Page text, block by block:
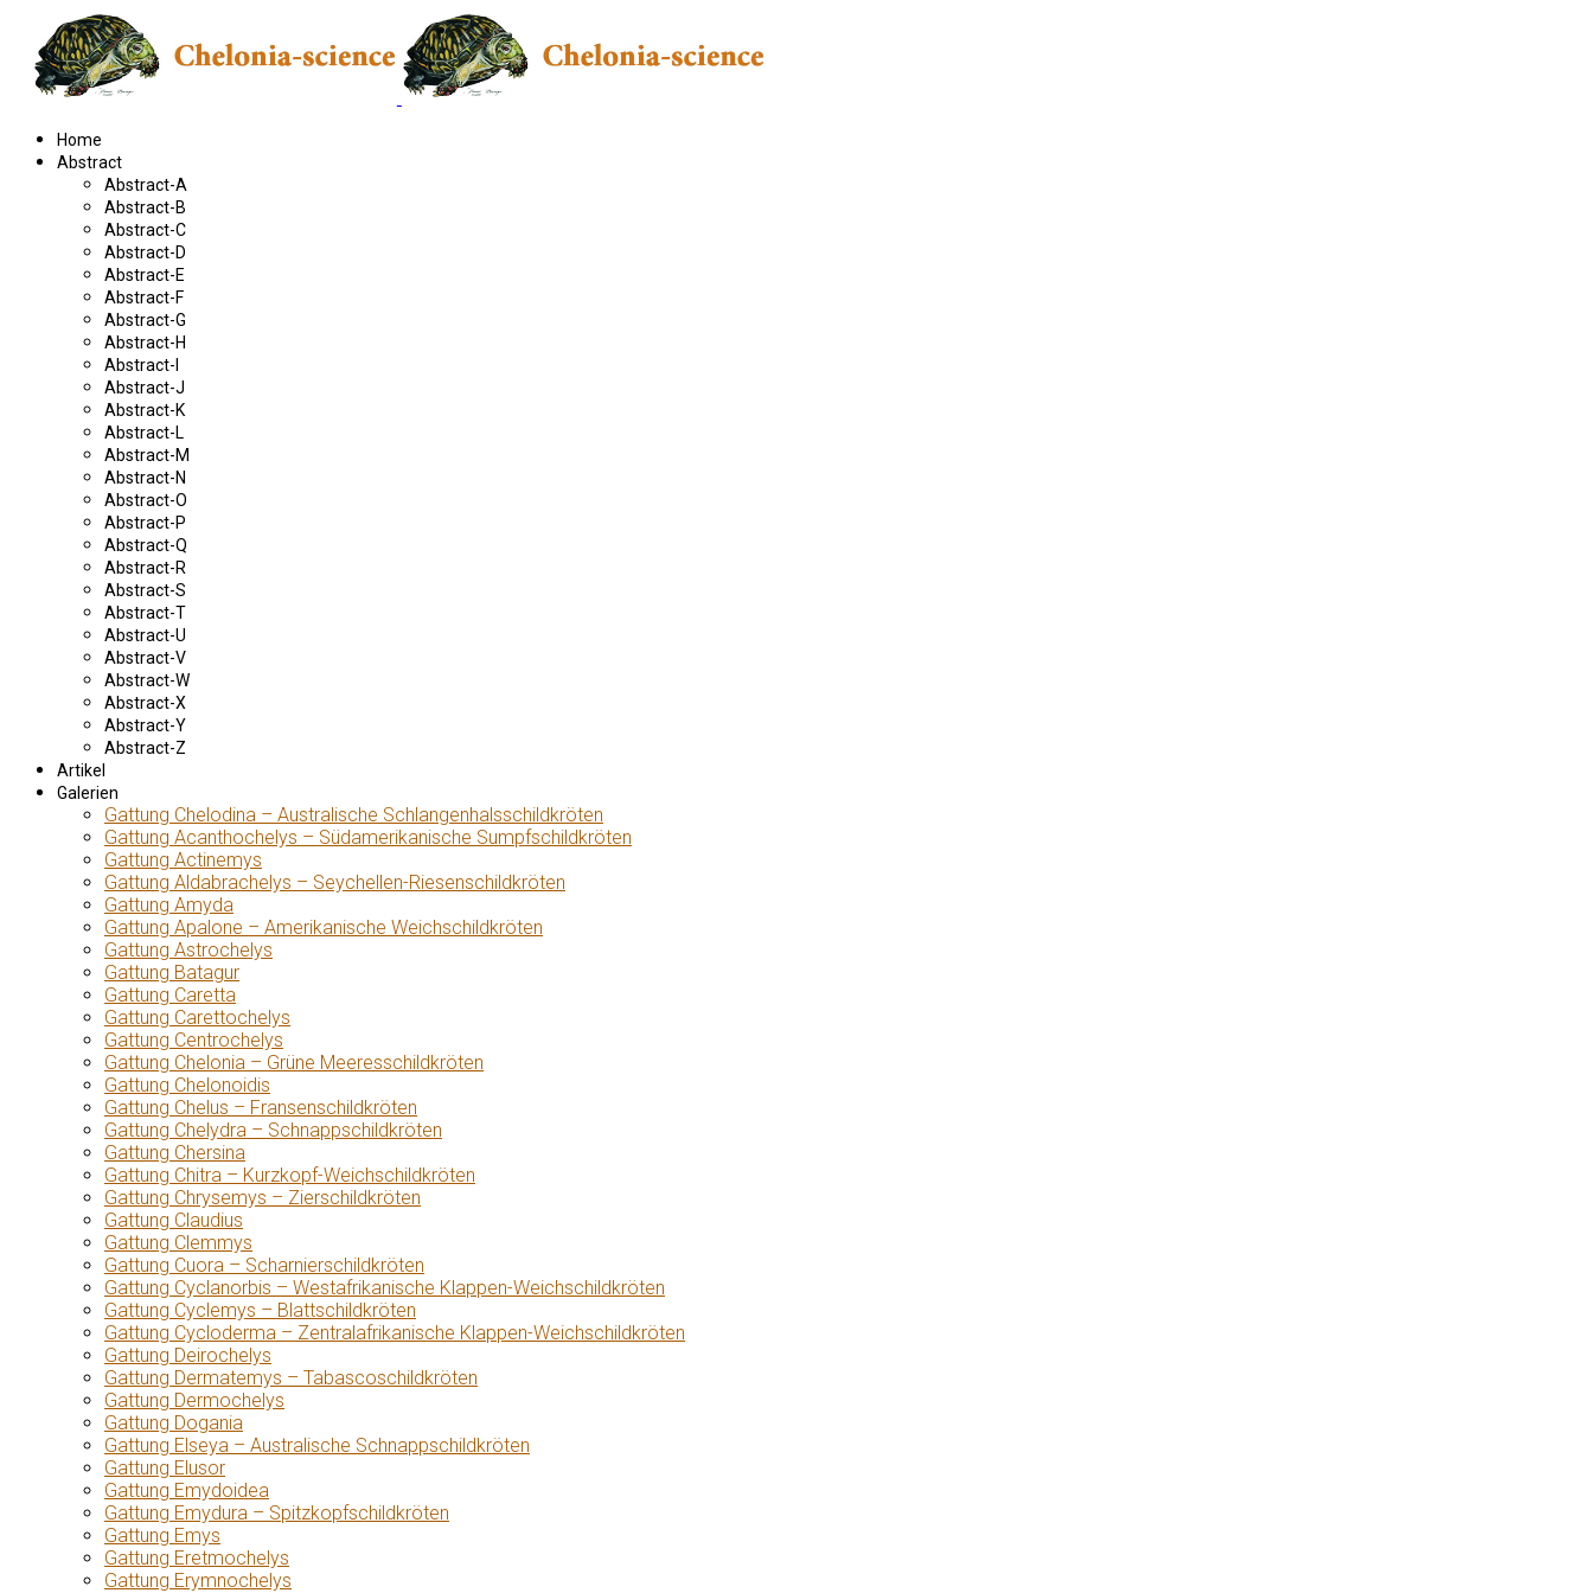
Home
Abstract
Abstract-A
Abstract-B
Abstract-C
Abstract-D
Abstract-E
Abstract-F
Abstract-G
Abstract-H
Abstract-I
Abstract-J
Abstract-K
Abstract-L
Abstract-M
Abstract-N
Abstract-O
Abstract-P
Abstract-Q
Abstract-R
Abstract-S
Abstract-T
Abstract-U
Abstract-V
Abstract-W
Abstract-X
Abstract-Y
Abstract-Z
Artikel
Galerien
Gattung Chelodina – Australische Schlangenhalsschildkröten
Gattung Acanthochelys – Südamerikanische Sumpfschildkröten
Gattung Actinemys
Gattung Aldabrachelys – Seychellen-Riesenschildkröten
Gattung Amyda
Gattung Apalone – Amerikanische Weichschildkröten
Gattung Astrochelys
Gattung Batagur
Gattung Caretta
Gattung Carettochelys
Gattung Centrochelys
Gattung Chelonia – Grüne Meeresschildkröten
Gattung Chelonoidis
Gattung Chelus – Fransenschildkröten
Gattung Chelydra – Schnappschildkröten
Gattung Chersina
Gattung Chitra – Kurzkopf-Weichschildkröten
Gattung Chrysemys – Zierschildkröten
Gattung Claudius
Gattung Clemmys
Gattung Cuora – Scharnierschildkröten
Gattung Cyclanorbis – Westafrikanische Klappen-Weichschildkröten
Gattung Cyclemys – Blattschildkröten
Gattung Cycloderma – Zentralafrikanische Klappen-Weichschildkröten
Gattung Deirochelys
Gattung Dermatemys – Tabascoschildkröten
Gattung Dermochelys
Gattung Dogania
Gattung Elseya – Australische Schnappschildkröten
Gattung Elusor
Gattung Emydoidea
Gattung Emydura – Spitzkopfschildkröten
Gattung Emys
Gattung Eretmochelys
Gattung Erymnochelys